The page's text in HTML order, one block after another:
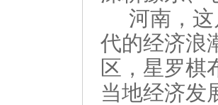
河南，
代的经济浪
区，星罗棋
当地经济发